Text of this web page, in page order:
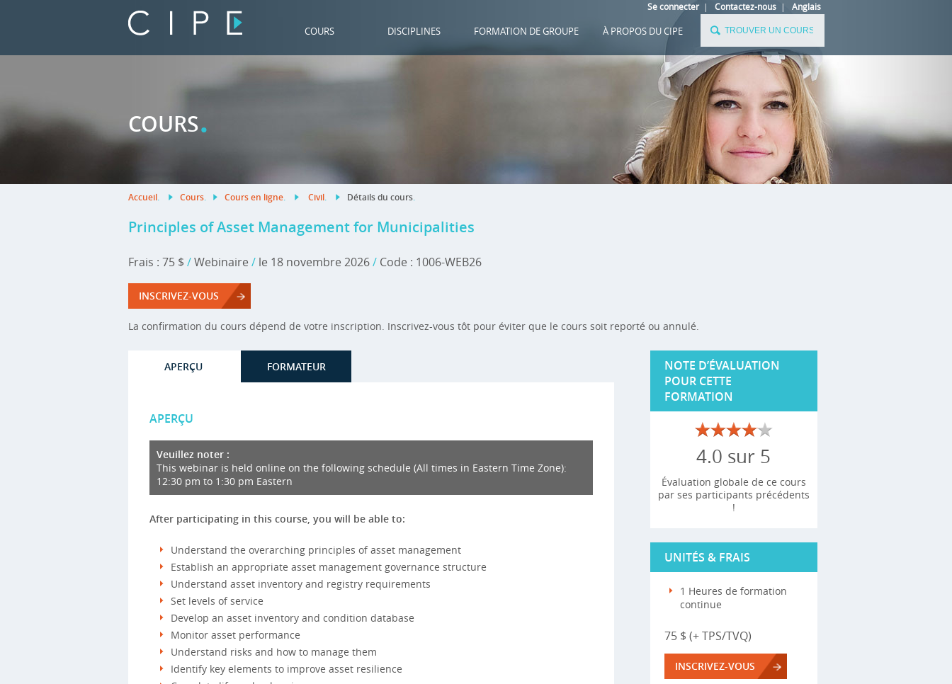
Se connecter| Contactez-nous| Anglais
COURS DISCIPLINES FORMATION DE GROUPE À PROPOS DU CIPE
COURS.
Accueil. Cours. Cours en ligne. Civil. Détails du cours.
Principles of Asset Management for Municipalities
Frais : 75 $ /Webinaire /le 18 novembre 2026/ Code : 1006-WEB26
INSCRIVEZ-VOUS
La confirmation du cours dépend de votre inscription. Inscrivez-vous tôt pour éviter que le cours soit reporté ou annulé.
APERÇU FORMATEUR
APERÇU
Veuillez noter :
This webinar is held online on the following schedule (All times in Eastern Time Zone):
12:30 pm to 1:30 pm Eastern
After participating in this course, you will be able to:
Understand the overarching principles of asset management
Establish an appropriate asset management governance structure
Understand asset inventory and registry requirements
Set levels of service
Develop an asset inventory and condition database
Monitor asset performance
Understand risks and how to manage them
Identify key elements to improve asset resilience
NOTE D’ÉVALUATION
POUR CETTE
FORMATION
4.0 sur 5
Évaluation globale de ce cours
par ses participants précédents
!
UNITÉS & FRAIS
1 Heures de formation
continue
75 $ (+ TPS/TVQ)
INSCRIVEZ-VOUS